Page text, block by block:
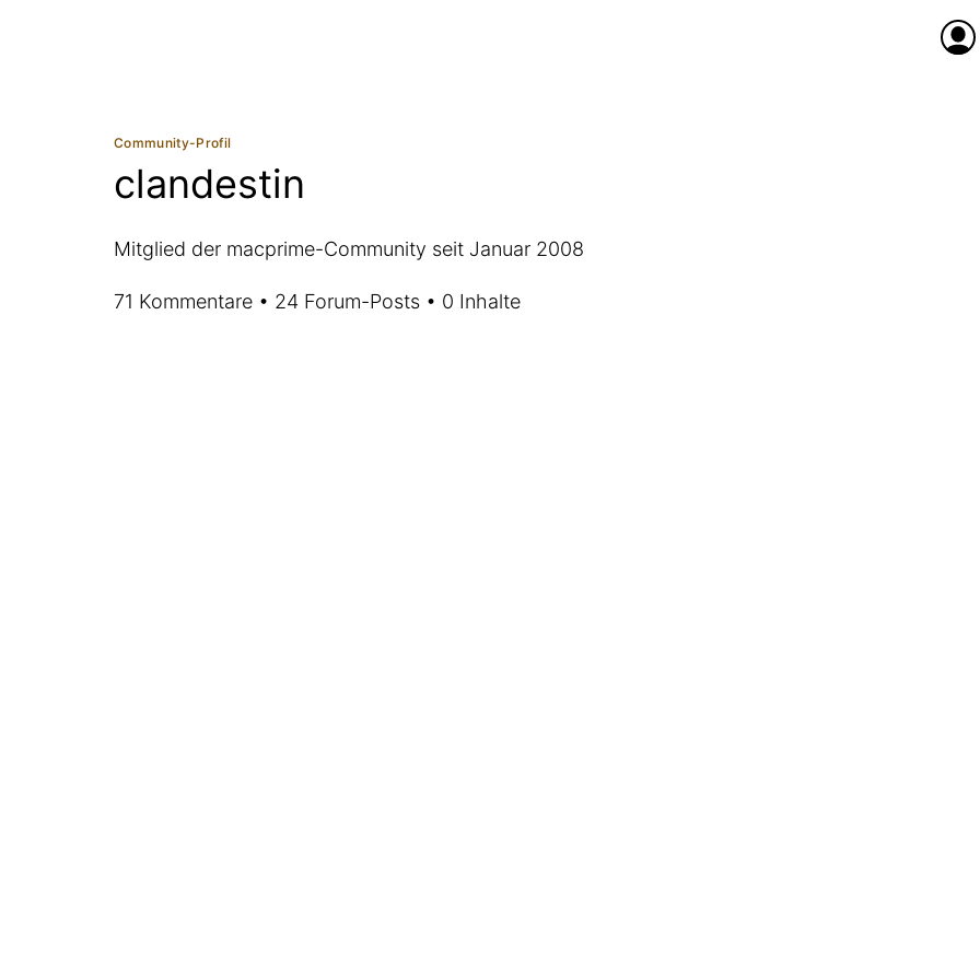
Community-Profil
clandestin
Mitglied der macprime-Community seit Januar 2008
71 Kommentare • 24 Forum-Posts • 0 Inhalte